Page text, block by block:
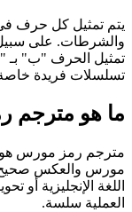
يتم تمثيل كل حرف
والشرطات. على سبيل
تمثيل الحرف "ب" بـ "-
تسلسلات فريدة خاصة
ما هو مترجم
مترجم رمز مورس هو
مورس والعكس
اللغة الإنجليزية
العملية سلسة.